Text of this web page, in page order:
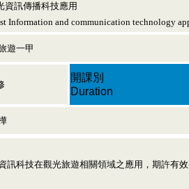
資訊傳播科技應用
Information and communication technology
遊一甲
開課別
Duration
訊科技在觀光旅遊相關領域之應用，期許有